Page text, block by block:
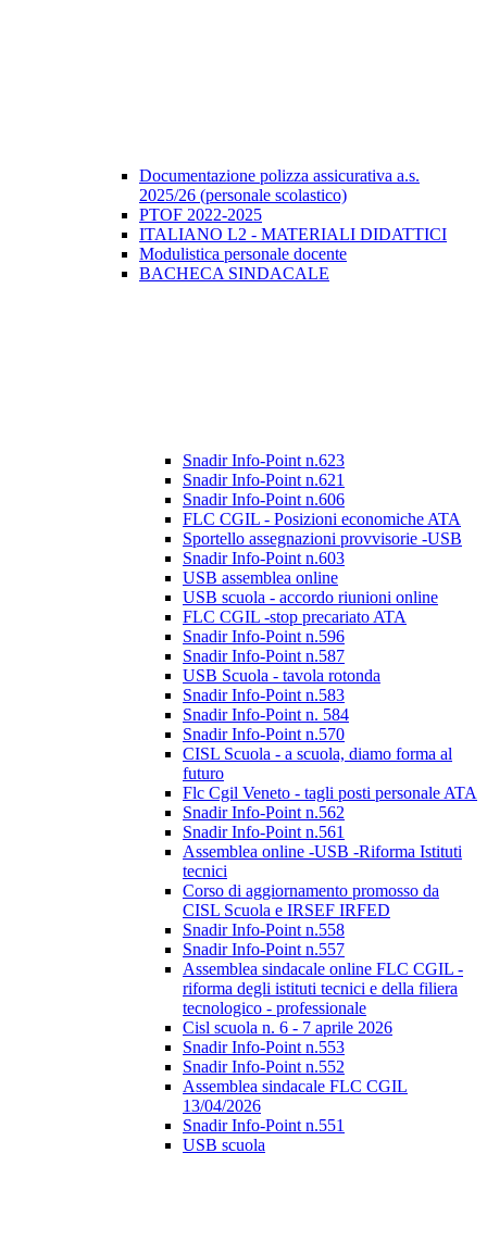
Documentazione polizza assicurativa a.s.
2025/26 (personale scolastico)
PTOF 2022-2025
ITALIANO L2 - MATERIALI DIDATTICI
Modulistica personale docente
BACHECA SINDACALE
Snadir Info-Point n.623
Snadir Info-Point n.621
Snadir Info-Point n.606
FLC CGIL - Posizioni economiche ATA
Sportello assegnazioni provvisorie -USB
Snadir Info-Point n.603
USB assemblea online
USB scuola - accordo riunioni online
FLC CGIL -stop precariato ATA
Snadir Info-Point n.596
Snadir Info-Point n.587
USB Scuola - tavola rotonda
Snadir Info-Point n.583
Snadir Info-Point n. 584
Snadir Info-Point n.570
CISL Scuola - a scuola, diamo forma al
futuro
Flc Cgil Veneto - tagli posti personale ATA
Snadir Info-Point n.562
Snadir Info-Point n.561
Assemblea online -USB -Riforma Istituti
tecnici
Corso di aggiornamento promosso da
CISL Scuola e IRSEF IRFED
Snadir Info-Point n.558
Snadir Info-Point n.557
Assemblea sindacale online FLC CGIL -
riforma degli istituti tecnici e della filiera
tecnologico - professionale
Cisl scuola n. 6 - 7 aprile 2026
Snadir Info-Point n.553
Snadir Info-Point n.552
Assemblea sindacale FLC CGIL
13/04/2026
Snadir Info-Point n.551
USB scuola